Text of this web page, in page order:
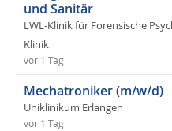
und Sanitär
LWL-Klinik für Forensische
Klinik
vor 1 Tag
Mechatroniker (m/w/d)
Uniklinikum Erlangen
vor 1 Tag